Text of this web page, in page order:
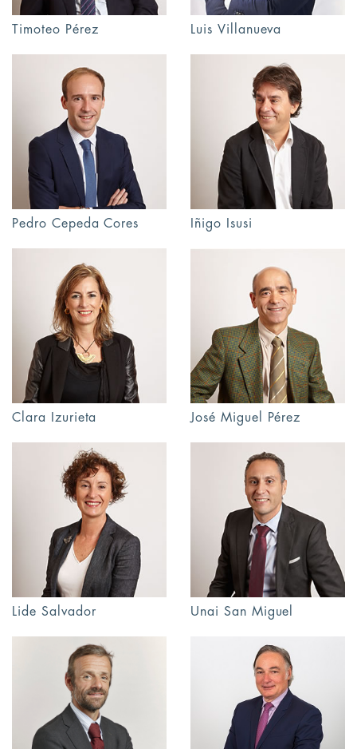
Timoteo Pérez Luis Villanueva
Pedro Cepeda Cores Iñigo Isusi
Clara Izurieta José Miguel Pérez
Lide Salvador Unai San Miguel